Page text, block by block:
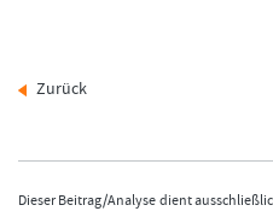
Zurück
Dieser Beitrag/Analyse dient